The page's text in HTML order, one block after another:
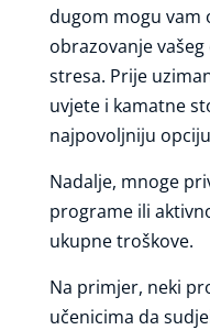
dugom mogu vam
obrazovanje
stresa. Prije
uvjete i kamatne
najpovoljniju
Nadalje, mnoge
programe ili
ukupne troškove.
Na primjer, neki
učenicima da